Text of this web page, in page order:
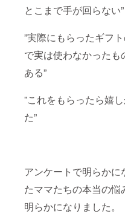
とこまで手が回らない”
”実際にもらったギフ
で実は使わなかったも
ある”
”これをもらったら嬉
た”
アンケートで明らかに
たママたちの本当の悩
明らかになりました。